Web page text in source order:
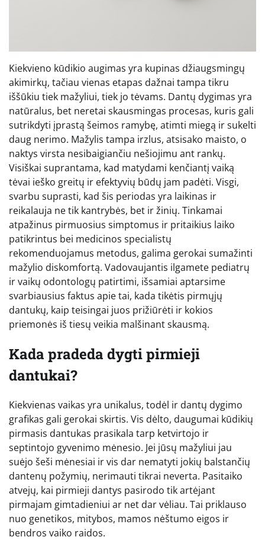
Kiekvieno kūdikio augimas yra kupinas džiaugsmingų
akimirkų, tačiau vienas etapas dažnai tampa tikru
iššūkiu tiek mažyliui, tiek jo tėvams. Dantų dygimas yra
natūralus, bet neretai skausmingas procesas, kuris gali
sutrikdyti įprastą šeimos ramybę, atimti miegą ir sukelti
daug nerimo. Mažylis tampa irzlus, atsisako maisto, o
naktys virsta nesibaigiančiu nešiojimu ant rankų.
Visiškai suprantama, kad matydami kenčiantį vaiką
tėvai ieško greitų ir efektyvių būdų jam padėti. Visgi,
svarbu suprasti, kad šis periodas yra laikinas ir
reikalauja ne tik kantrybės, bet ir žinių. Tinkamai
atpažinus pirmuosius simptomus ir pritaikius laiko
patikrintus bei medicinos specialistų
rekomenduojamus metodus, galima gerokai sumažinti
mažylio diskomfortą. Vadovaujantis ilgamete pediatrų
ir vaikų odontologų patirtimi, išsamiai aptarsime
svarbiausius faktus apie tai, kada tikėtis pirmųjų
dantukų, kaip teisingai juos prižiūrėti ir kokios
priemonės iš tiesų veikia malšinant skausmą.
Kada pradeda dygti pirmieji
dantukai?
Kiekvienas vaikas yra unikalus, todėl ir dantų dygimo
grafikas gali gerokai skirtis. Vis dėlto, daugumai kūdikių
pirmasis dantukas prasikala tarp ketvirtojo ir
septintojo gyvenimo mėnesio. Jei jūsų mažyliui jau
suėjo šeši mėnesiai ir vis dar nematyti jokių balstančių
dantenų požymių, nerimauti tikrai neverta. Pasitaiko
atvejų, kai pirmieji dantys pasirodo tik artėjant
pirmajam gimtadieniui ar net dar vėliau. Tai priklauso
nuo genetikos, mitybos, mamos nėštumo eigos ir
bendros vaiko raidos.